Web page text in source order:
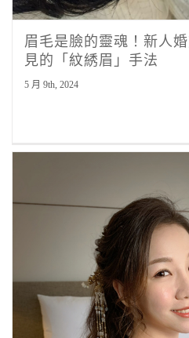
眉毛是臉的靈魂！新人
見的「紋綉眉」手法
5 月 9th, 2024